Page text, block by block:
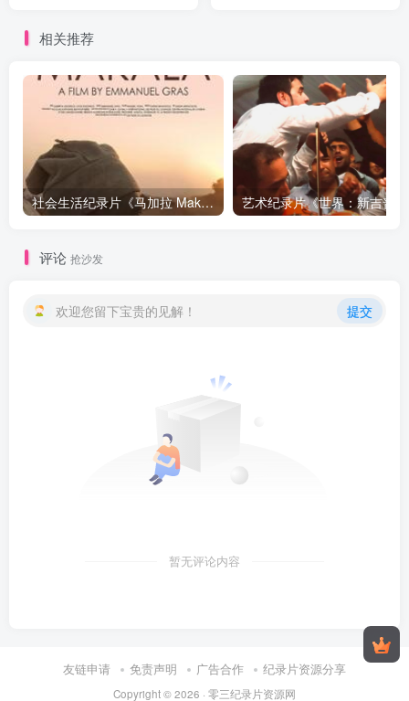
相关推荐
社会生活纪录片《马加拉 Makala》下载
评论 抢沙发
欢迎您留下宝贵的见解！ 提交
暂无评论内容
友链申请 免责声明 广告合作 纪录片资源分享
Copyright © 2026 · 零三纪录片资源网